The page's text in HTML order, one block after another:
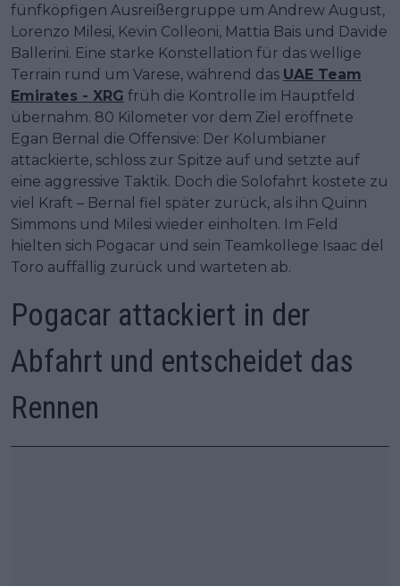
fünfköpfigen Ausreißergruppe um Andrew August,
Lorenzo Milesi, Kevin Colleoni, Mattia Bais und Davide
Ballerini. Eine starke Konstellation für das wellige
Terrain rund um Varese, während das UAE Team
Emirates - XRG früh die Kontrolle im Hauptfeld
übernahm. 80 Kilometer vor dem Ziel eröffnete
Egan Bernal die Offensive: Der Kolumbianer
attackierte, schloss zur Spitze auf und setzte auf
eine aggressive Taktik. Doch die Solofahrt kostete zu
viel Kraft – Bernal fiel später zurück, als ihn Quinn
Simmons und Milesi wieder einholten. Im Feld
hielten sich Pogacar und sein Teamkollege Isaac del
Toro auffällig zurück und warteten ab.
Pogacar attackiert in der
Abfahrt und entscheidet das
Rennen